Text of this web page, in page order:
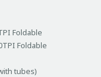
Foldable
Foldable
tubes)